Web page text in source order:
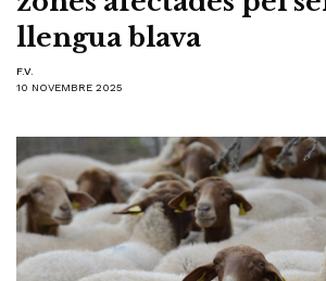
llengua blava
F.V.
10 NOVEMBRE 2025